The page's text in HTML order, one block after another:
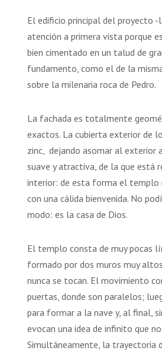
El edificio principal del proyecto
atención a primera vista porque
bien cimentado en un talud de
fundamento, como el de la
sobre la milenaria roca de Pedro.
La fachada es totalmente
exactos. La cubierta exterior de
zinc, dejando asomar al exterior
suave y atractiva, de la que está
interior: de esta forma el templo
con una cálida bienvenida. No
modo: es la casa de Dios.
El templo consta de muy pocas
formado por dos muros muy
nunca se tocan. El movimiento
puertas, donde son paralelos;
para formar a la nave y, al final,
evocan una idea de infinito que
Simultáneamente, la trayectoria